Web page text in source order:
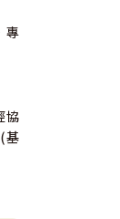
專
協
基